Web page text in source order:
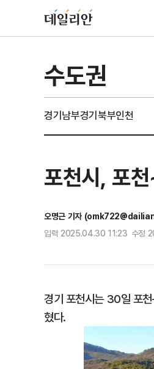
수도권
경기남부경기북부인천
포천시, 포
오명근 기자
입력 2025.04.30 11:23 수정
경기 포천시는 30일 포
혔다.